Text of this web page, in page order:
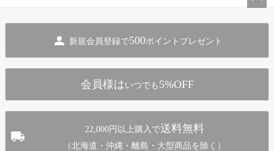
新規会員登録で500ポイントプレゼント
会員様は いつでも 5%OFF
22,000円以上購入で送料無料
（北海道・沖縄・離島・大型商品を除く）